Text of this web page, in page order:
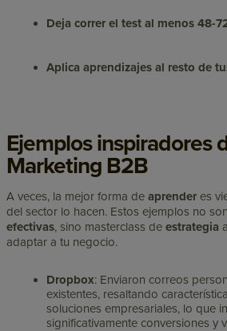
Deja correr el test al menos 48-
Aplica aprendizajes al resto de
Ejemplos inspiradores
Marketing B2B
A veces, la mejor forma deaprender es
del sector lo hacen. Estos ejemplos no
efectivas, sino masterclass deestrategia
adaptar a tu negocio.
Dropbox: Enviaron correos
existentes, resaltando
soluciones empresariales, lo que
significativamente conversiones y